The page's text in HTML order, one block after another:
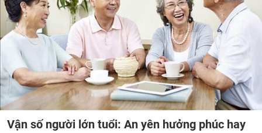
Vận số người lớn tuổi: An yên hưởng phúc hay